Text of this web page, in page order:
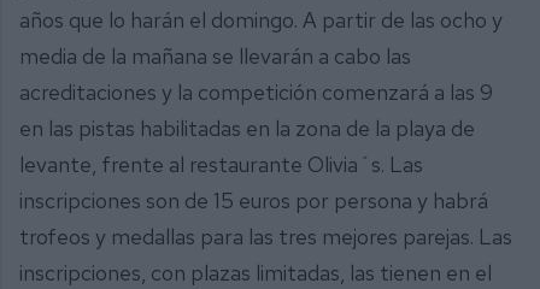
años que lo harán el domingo. A partir de las ocho y
media de la mañana se llevarán a cabo las
acreditaciones y la competición comenzará a las 9
en las pistas habilitadas en la zona de la playa de
levante, frente al restaurante Olivia´s. Las
inscripciones son de 15 euros por persona y habrá
trofeos y medallas para las tres mejores parejas. Las
inscripciones, con plazas limitadas, las tienen en el